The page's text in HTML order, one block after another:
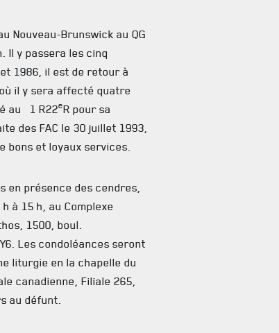
Nouveau-Brunswick au QG
Il y passera les cinq
1986, il est de retour à
il y sera affecté quatre
au 1 R22eR pour sa
des FAC le 30 juillet 1993,
bons et loyaux services.
en présence des cendres,
à 15 h, au Complexe
1500, boul.
Les condoléances seront
liturgie en la chapelle du
canadienne, Filiale 265,
au défunt.